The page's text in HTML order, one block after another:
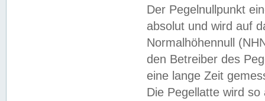
Der Pegelnullpunkt
absolut und wird auf
Normalhöhennull
den Betreiber des
eine lange Zeit
Die Pegellatte wird